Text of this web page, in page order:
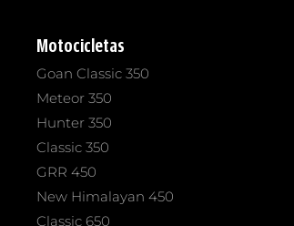
Motocicletas
Goan Classic 350
Meteor 350
Hunter 350
Classic 350
GRR 450
New Himalayan 450
Classic 650